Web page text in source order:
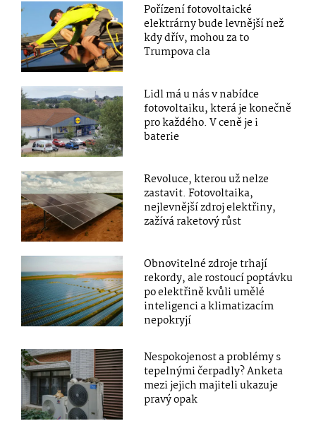
Pořízení fotovoltaické
elektrárny bude levnější než
kdy dřív, mohou za to
Trumpova cla
Lidl má u nás v nabídce
fotovoltaiku, která je konečně
pro každého. V ceně je i
baterie
Revoluce, kterou už nelze
zastavit. Fotovoltaika,
nejlevnější zdroj elektřiny,
zažívá raketový růst
Obnovitelné zdroje trhají
rekordy, ale rostoucí poptávku
po elektřině kvůli umělé
inteligenci a klimatizacím
nepokryjí
Nespokojenost a problémy s
tepelnými čerpadly? Anketa
mezi jejich majiteli ukazuje
pravý opak